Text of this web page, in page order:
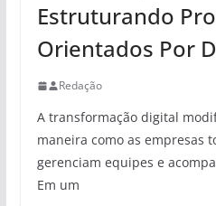
Estruturando
Orientados Por
Redação
A transformação digital
maneira como as empresas
gerenciam equipes e
Em um